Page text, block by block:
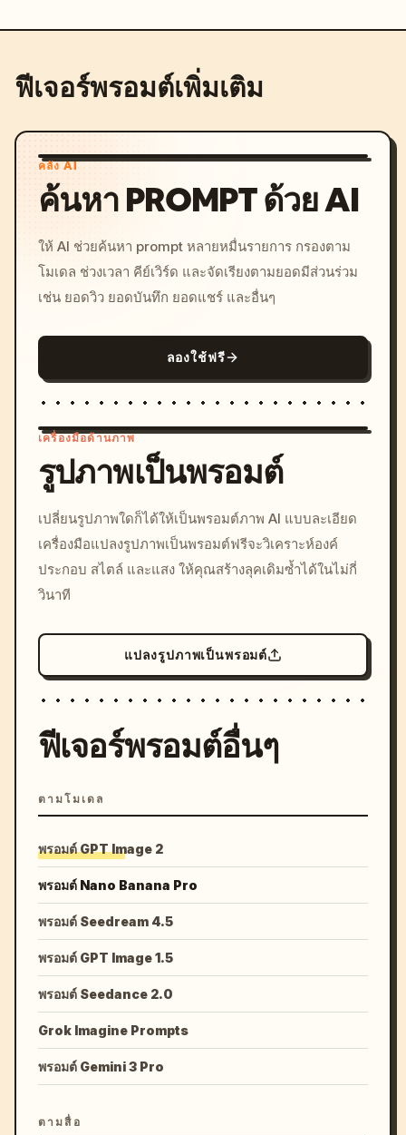
ฟีเจอร์พรอมต์เพิ่มเติม
คลัง AI
ค้นหา PROMPT ด้วย AI
ให้ AI ช่วยค้นหา prompt หลายหมื่นรายการ กรองตาม
โมเดล ช่วงเวลา คีย์เวิร์ด และจัดเรียงตามยอดมีส่วนร่วม
เช่น ยอดวิว ยอดบันทึก ยอดแชร์ และอื่นๆ
ลองใช้ฟรี
c, cyberpunk sunset, neon
colors, 8k --v 6.0
เครื่องมือด้านภาพ
รูปภาพเป็นพรอมต์
เปลี่ยนรูปภาพใดก็ได้ให้เป็นพรอมต์ภาพ AI แบบละเอียด
เครื่องมือแปลงรูปภาพเป็นพรอมต์ฟรีจะวิเคราะห์องค์
ประกอบ สไตล์ และแสง ให้คุณสร้างลุคเดิมซ้ำได้ในไม่กี่
วินาที
แปลงรูปภาพเป็นพรอมต์
ฟีเจอร์พรอมต์อื่นๆ
ตามโมเดล
พรอมต์ GPT Image 2
พรอมต์ Nano Banana Pro
พรอมต์ Seedream 4.5
พรอมต์ GPT Image 1.5
พรอมต์ Seedance 2.0
Grok Imagine Prompts
พรอมต์ Gemini 3 Pro
ตามสื่อ